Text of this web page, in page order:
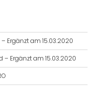
Ergänzt am 15.03.2020
Ergänzt am 15.03.2020